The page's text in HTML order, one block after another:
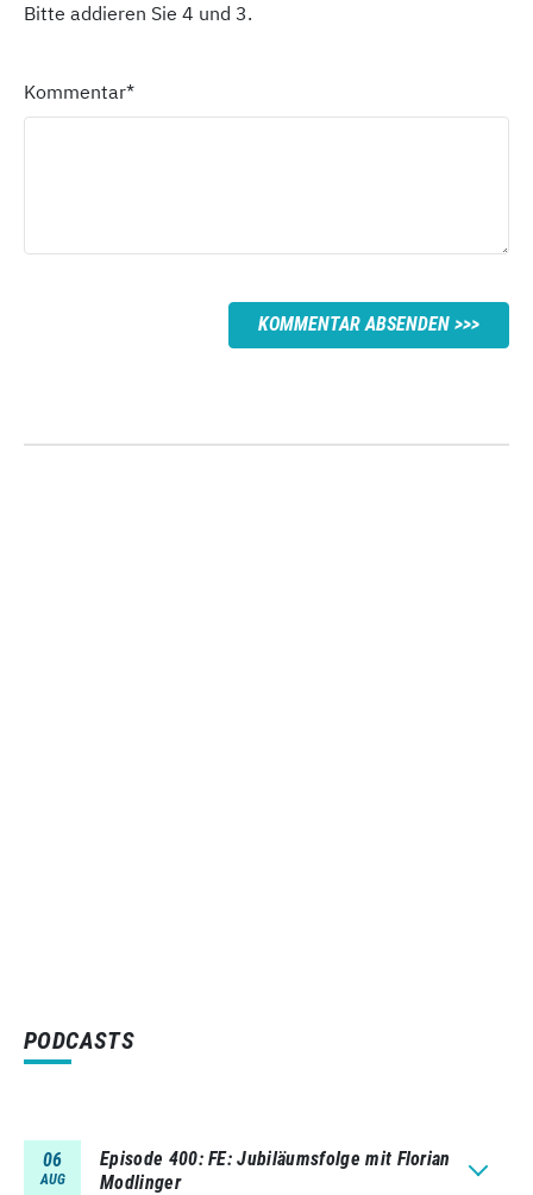
Bitte addieren Sie 4 und 3.
Kommentar*
KOMMENTAR ABSENDEN
PODCASTS
06
AUG
Episode 400 FE: Jubiläumsfolge mit Florian
Modlinger